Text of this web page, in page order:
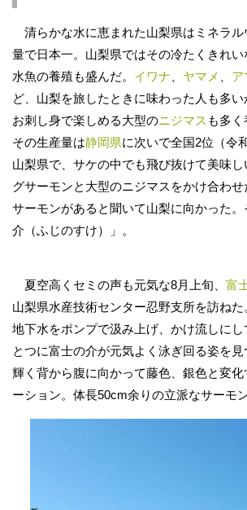
清らかな水に恵まれた山梨県はミネラル
量で日本一。山梨県ではその冷たくきれ
水魚の養殖も盛んだ。 イワナ ヤマメ ア
ど、山梨を旅したときに味わった人も多い
お刺し身で楽しめる大型のニジマス も多く
その生産量は静岡県に次いで全国2位（令
山梨県で、サケの中でも飛び抜けて美味
グサーモンと大型のニジマスをかけ合わ
サーモンがあると聞いて山梨に向かった
介（ふじのすけ）」。
夏空高くセミの声も元気な8月上旬、 富
山梨県水産技術センター忍野支所を訪ね
地下水をポンプで汲み上げ、かけ流しに
とつに富士の介が元気よく泳ぎ回る姿を
輝く背から腹に向かって藤色、銀色と変
ーション。体長50cm余りの立派なサーモン